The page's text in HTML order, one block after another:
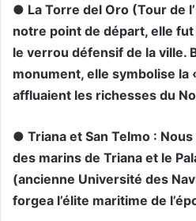
● ​La Torre del Oro (Tour de
notre point de départ, elle
le verrou défensif de la ville.
monument, elle symbolise la
affluaient les richesses du
● ​Triana et San Telmo :
des marins de Triana et le
(ancienne Université des
forgea l’élite maritime de